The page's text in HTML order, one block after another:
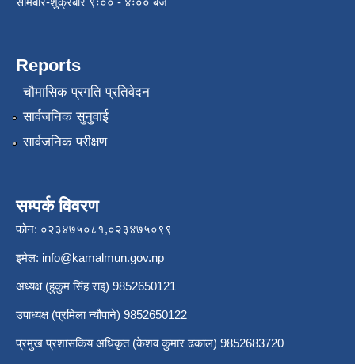
Reports
चौमासिक प्रगति प्रतिवेदन
सार्वजनिक सुनुवाई
सार्वजनिक परीक्षण
सम्पर्क विवरण
फोन: ०२३४७५०८१,०२३४७५०९९
इमेल: info@kamalmun.gov.np
अध्यक्ष (हुकुम सिंह राइ) 9852650121
उपाध्यक्ष (प्रमिला न्यौपाने) 9852650122
प्रमुख प्रशासकिय अधिकृत (केशव कुमार ढकाल) 9852683720